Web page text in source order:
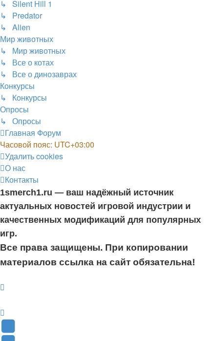
↳ Silent Hill 1
↳ Predator
↳ Alien
Мир животных
↳ Мир животных
↳ Все о котах
↳ Все о динозаврах
Конкурсы
↳ Конкурсы
Опросы
↳ Опросы
Главная Форум
Часовой пояс: UTC+03:00
Удалить cookies
О нас
Контакты
1smerch1.ru — ваш надёжный источник
актуальных новостей игровой индустрии и
качественных модификаций для популярных
игр.
Все права защищены. При копировании
материалов ссылка на сайт обязательна!